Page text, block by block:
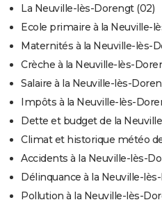
La Neuville-lès-Dorengt (02)
Ecole primaire à la Neuville-
Maternités à la Neuville-lès-
Crèche à la Neuville-lès-
Salaire à la Neuville-lès-
Impôts à la Neuville-lès-
Dette et budget de la
Climat et historique météo
Accidents à la Neuville-lès-
Délinquance à la Neuville-
Pollution à la Neuville-lès-